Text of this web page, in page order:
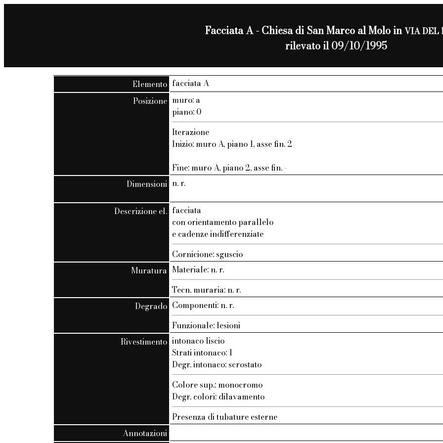
Facciata A - Chiesa di San Marco al Molo inVIA DEL
rilevato il 09/10/1995
Elemento facciata A
Posizione muro: a
piano: 0
Iterazione
Inizio: muro A, piano 1, asse fin. 2
Fine: muro A, piano 2, asse fin. -
Dimensioni n. r.
Descrizione el. facciata
con orientamento parallelo
e cadenze indifferenziate
Cornicione: sguscio
Muratura Materiale: n. r.
Tecn. muraria: n. r.
Degrado Componenti: n. r.
Funzionale: lesioni
Rivestimento intonaco liscio
Strati intonaco: 1
Degr. intonaco: scrostato
Colore sup.: monocromo
Degr. colori: dilavamento
Presenza di tubature esterne
Annotazioni